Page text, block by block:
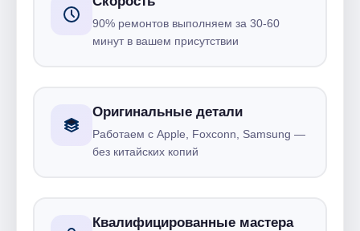
90% ремонтов выполняем за 30-60
минут в вашем присутствии
Оригинальные детали
Работаем с Apple, Foxconn, Samsung —
без китайских копий
Квалифицированные мастера